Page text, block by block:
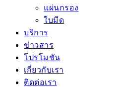
แผ่นกรอง
ใบมีด
บริการ
ข่าวสาร
โปรโมชัน
เกี่ยวกับเรา
ติดต่อเรา